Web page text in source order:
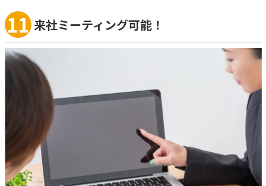
11 来社ミーティング可能！